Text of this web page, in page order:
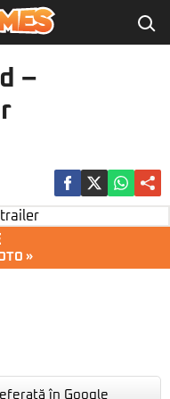
–
»
în Google